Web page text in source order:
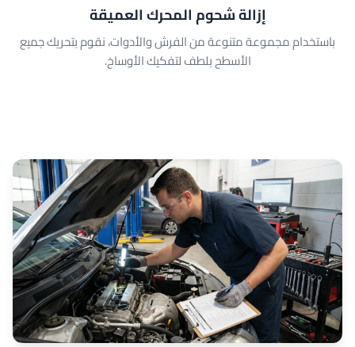
إزالة شحوم المحرك العميقة
باستخدام مجموعة متنوعة من الفرش والأدوات، نقوم بتحريك جميع
الأسطح بلطف لتفكيك الأوساخ.